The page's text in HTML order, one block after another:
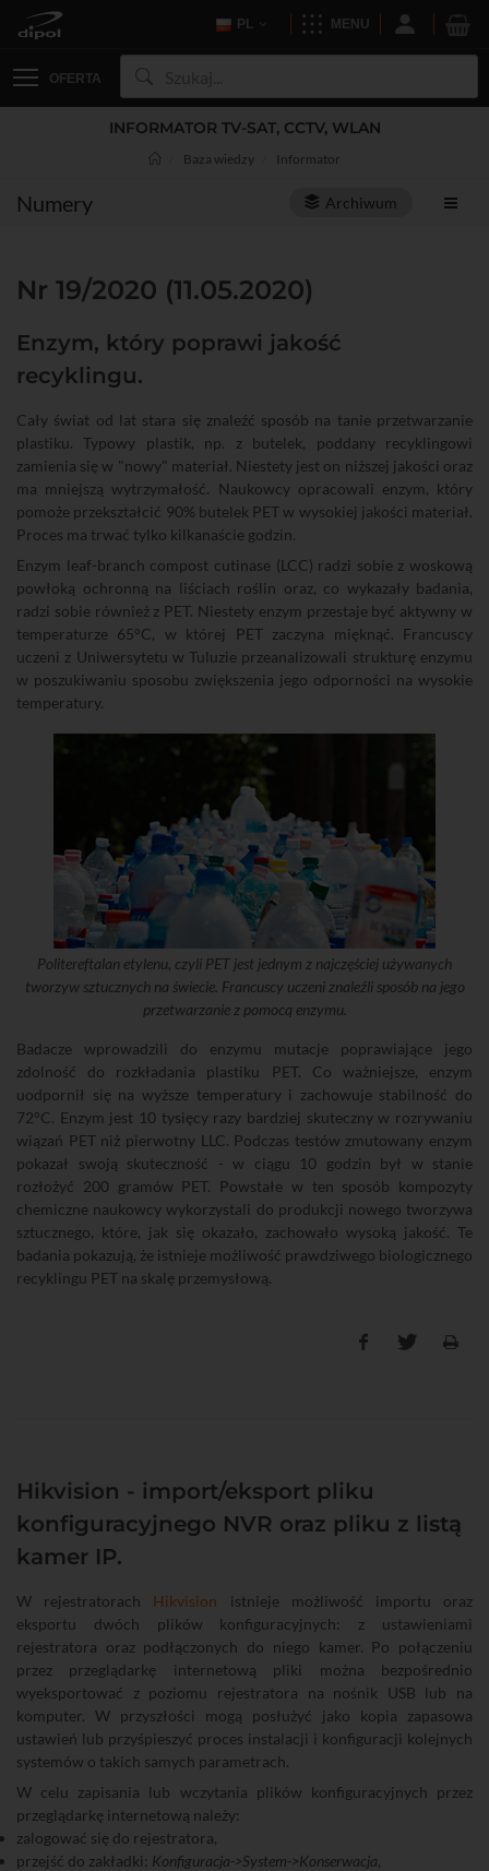
PL MENU
OFERTA
INFORMATOR TV-SAT, CCTV, WLAN
Baza wiedzy Informator
Numery Archiwum
Nr 19/2020 (11.05.2020)
Enzym, który poprawi jakość
recyklingu.
Cały świat od lat stara się znaleźć sposób na tanie przetwarzanie
plastiku. Typowy plastik, np. z butelek, poddany recyklingowi
zamienia się w "nowy" materiał. Niestety jest on niższej jakości oraz
ma mniejszą wytrzymałość. Naukowcy opracowali enzym, który
pomoże przekształcić 90% butelek PET w wysokiej jakości materiał.
Proces ma trwać tylko kilkanaście godzin.
Enzym leaf-branch compost cutinase (LCC) radzi sobie z woskową
powłoką ochronną na liściach roślin oraz, co wykazały badania,
radzi sobie również z PET. Niestety enzym przestaje być aktywny w
temperaturze 65°C, w której PET zaczyna mięknąć. Francuscy
uczeni z Uniwersytetu w Tuluzie przeanalizowali strukturę enzymu
w poszukiwaniu sposobu zwiększenia jego odporności na wysokie
temperatury.
Politereftalan etylenu, czyli PET jest jednym z najczęściej używanych
tworzyw sztucznych na świecie. Francuscy uczeni znaleźli sposób na jego
przetwarzanie z pomocą enzymu.
Badacze wprowadzili do enzymu mutacje poprawiające jego
zdolność do rozkładania plastiku PET. Co ważniejsze, enzym
uodpornił się na wyższe temperatury i zachowuje stabilność do
72°C. Enzym jest 10 tysięcy razy bardziej skuteczny w rozrywaniu
wiązań PET niż pierwotny LLC. Podczas testów zmutowany enzym
pokazał swoją skuteczność - w ciągu 10 godzin był w stanie
rozłożyć 200 gramów PET. Powstałe w ten sposób kompozyty
chemiczne naukowcy wykorzystali do produkcji nowego tworzywa
sztucznego, które, jak się okazało, zachowało wysoką jakość. Te
badania pokazują, że istnieje możliwość prawdziwego biologicznego
recyklingu PET na skalę przemysłową.
Hikvision - import/eksport pliku
konfiguracyjnego NVR oraz pliku z listą
kamer IP.
W rejestratorach Hikvision istnieje możliwość importu oraz
eksportu dwóch plików konfiguracyjnych: z ustawieniami
rejestratora oraz podłączonych do niego kamer. Po połączeniu
przez przeglądarkę internetową pliki można bezpośrednio
wyeksportować z poziomu rejestratora na nośnik USB lub na
komputer. W przyszłości mogą posłużyć jako kopia zapasowa
ustawień lub przyśpieszyć proces instalacji i konfiguracji kolejnych
systemów o takich samych parametrach.
W celu zapisania lub wczytania plików konfiguracyjnych przez
przeglądarkę internetową należy:
zalogować się do rejestratora,
przejść do zakładki: Konfiguracja->System->Konserwacja,